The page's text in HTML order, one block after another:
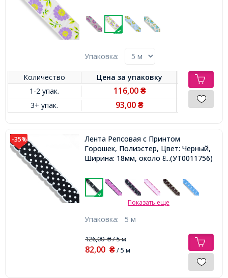
Упаковка:
Количество Цена заупаковку
1-2 упак.
116,00 ₴
3+ упак. 93,00₴
-35%
Лента Репсовая с Принтом
Горошек, Полиэстер, Цвет: Черный,
Ширина: 18мм, около 85м/катушка,
...(УТ0011756)
Показать еще
Упаковка: 5 м
126,00₴/ 5 м
82,00 ₴/ 5 м